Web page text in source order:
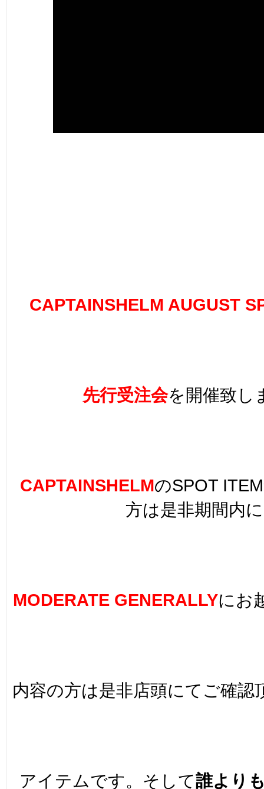
CAPTAINSHELM AUGUST
先行受注会を開催致し
CAPTAINSHELMのSPOT
方は是非期間内に
MODERATE GENERALLYにお
内容の方は是非店頭にてご確認
アイテムです。そして誰より